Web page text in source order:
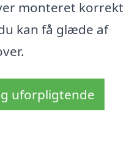
monteret korrekt
kan få glæde af
uforpligtende